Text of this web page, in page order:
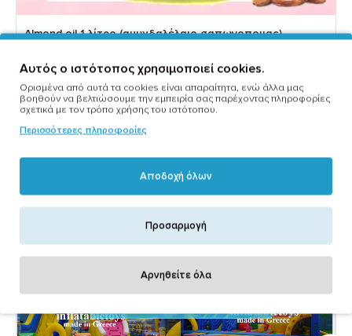
Almond oil 1 λίτρο (αμυγδαλέλαιο σαπωνοποιιας)
Marketplace Stores
Αυτός ο ιστότοπος χρησιμοποιεί cookies.
Ορισμένα από αυτά τα cookies είναι απαραίτητα, ενώ άλλα μας
βοηθούν να βελτιώσουμε την εμπειρία σας παρέχοντας πληροφορίες
σχετικά με τον τρόπο χρήσης του ιστότοπου.
Περισσότερες πληροφορίες
Αποδοχή όλων
Προσαρμογή
Αρνηθείτε όλα